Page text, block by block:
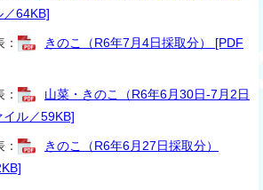
64KB]
きのこ（R6年7月4日採取分） [PDF
山菜・きのこ（R6年6月30日-7月2日
ル／59KB]
きのこ（R6年6月27日採取分）